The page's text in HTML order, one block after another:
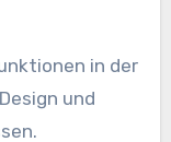
in der
und